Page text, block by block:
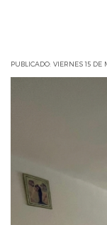
PUBLICADO: VIERNES 15 DE